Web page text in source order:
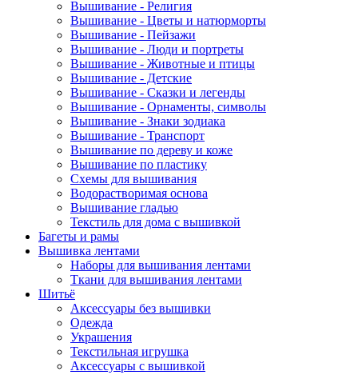
Вышивание - Религия
Вышивание - Цветы и натюрморты
Вышивание - Пейзажи
Вышивание - Люди и портреты
Вышивание - Животные и птицы
Вышивание - Детские
Вышивание - Сказки и легенды
Вышивание - Орнаменты, символы
Вышивание - Знаки зодиака
Вышивание - Транспорт
Вышивание по дереву и коже
Вышивание по пластику
Схемы для вышивания
Водорастворимая основа
Вышивание гладью
Текстиль для дома с вышивкой
Багеты и рамы
Вышивка лентами
Наборы для вышивания лентами
Ткани для вышивания лентами
Шитьё
Аксессуары без вышивки
Одежда
Украшения
Текстильная игрушка
Аксессуары с вышивкой